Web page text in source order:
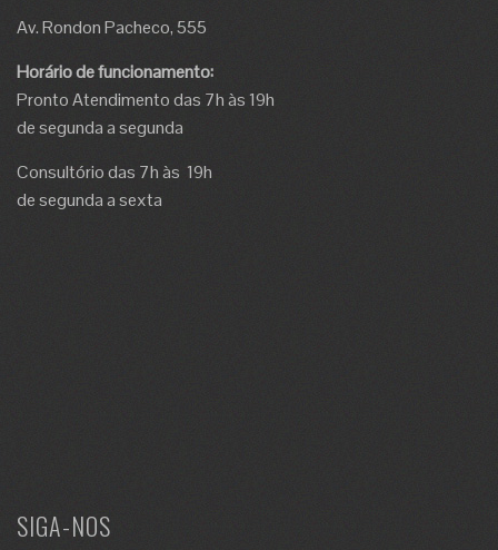
Av. Rondon Pacheco, 555
Horário de funcionamento:
Pronto Atendimento das 7h às 19h
de segunda a segunda
Consultório das 7h às 19h
de segunda a sexta
SIGA-NOS